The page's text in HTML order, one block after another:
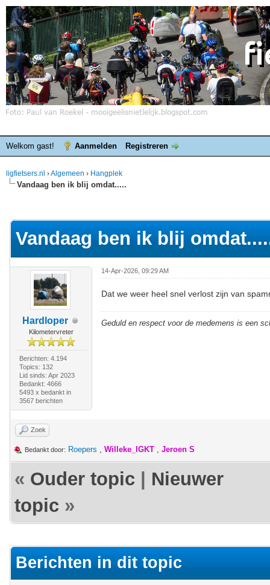
Welkom gast! Aanmelden Registreren
ligfietsers.nl ›Algemeen › Hangplek
Vandaag ben ik blij omdat.....
Vandaag ben ik blij
Hardloper
Kilometervreter
Berichten: 4.194
Topics: 132
Lid sinds: Apr 2023
Bedankt: 4666
5493 x bedankt in
3567 berichten
14-Apr-2026, 09:29 AM
Dat we weer heel snel verlost zijn van
Geduld en respect voor de medemens is een
Zoek
Bedankt door: Roepers , Willeke_IGKT , Jeroen S
« Ouder topic
Nieuwer
topic »
Berichten in dit topic